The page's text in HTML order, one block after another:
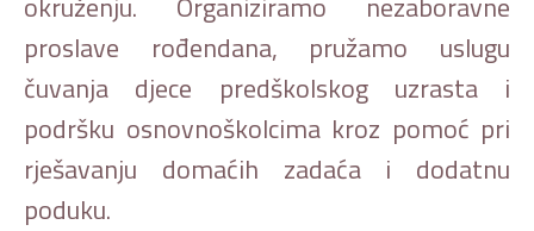
proslave rođendana, pružamo uslugu
čuvanja djece predškolskog uzrasta i
podršku osnovnoškolcima kroz pomoć pri
rješavanju domaćih zadaća i dodatnu
poduku.